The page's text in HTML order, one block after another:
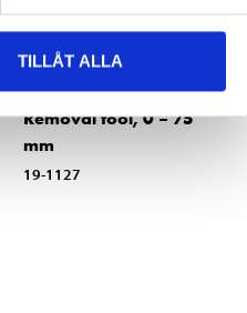
TILLÅT ALLA
9990
Removal tool, 0 – 75
mm
19-1127